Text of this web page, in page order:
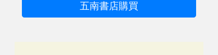
五南書店購買